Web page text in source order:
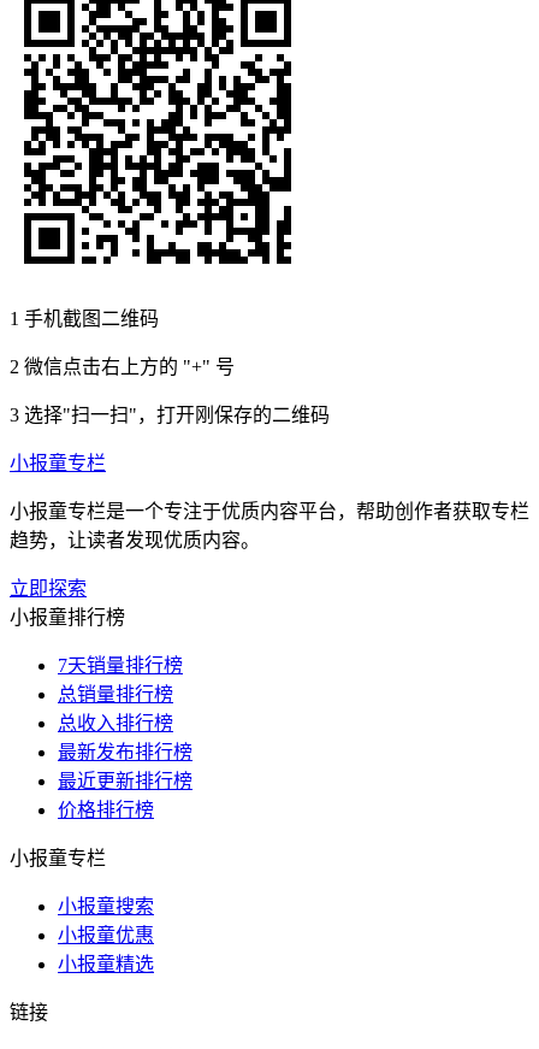
1 手机截图二维码
2 微信点击右上方的 "+" 号
3 选择"扫一扫"，打开刚保存的二维码
小报童专栏
小报童专栏是一个专注于优质内容平台，帮助创作者获取专栏
趋势，让读者发现优质内容。
立即探索
小报童排行榜
7天销量排行榜
总销量排行榜
总收入排行榜
最新发布排行榜
最近更新排行榜
价格排行榜
小报童专栏
小报童搜索
小报童优惠
小报童精选
链接